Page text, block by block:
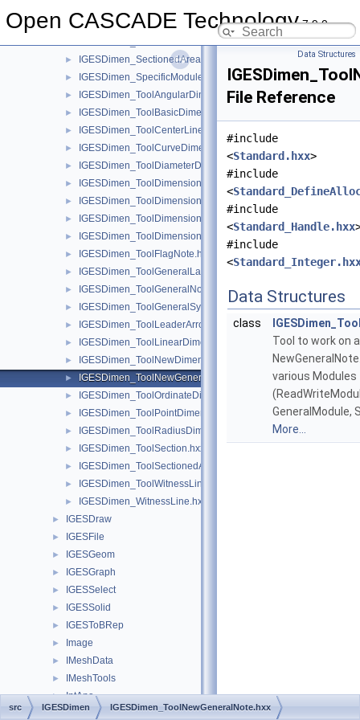
Open CASCADE Technology7.9.0
► IGESDimen_ReadWriteModule.hxx
► IGESDimen_SectionedArea.hxx
► IGESDimen_SpecificModule.hxx
► IGESDimen_ToolAngularDimension.hxx
► IGESDimen_ToolBasicDimension.hxx
► IGESDimen_ToolCenterLine.hxx
► IGESDimen_ToolCurveDimension.hxx
► IGESDimen_ToolDiameterDimension.hxx
► IGESDimen_ToolDimensionDisplayData.hxx
► IGESDimen_ToolDimensionedGeometry.hxx
► IGESDimen_ToolDimensionTolerance.hxx
► IGESDimen_ToolDimensionUnits.hxx
► IGESDimen_ToolFlagNote.hxx
► IGESDimen_ToolGeneralLabel.hxx
► IGESDimen_ToolGeneralNote.hxx
► IGESDimen_ToolGeneralSymbol.hxx
► IGESDimen_ToolLeaderArrow.hxx
► IGESDimen_ToolLinearDimension.hxx
► IGESDimen_ToolNewDimensionedGeometry.hxx
► IGESDimen_ToolNewGeneralNote.hxx
► IGESDimen_ToolOrdinateDimension.hxx
► IGESDimen_ToolPointDimension.hxx
► IGESDimen_ToolRadiusDimension.hxx
► IGESDimen_ToolSection.hxx
► IGESDimen_ToolSectionedArea.hxx
► IGESDimen_ToolWitnessLine.hxx
► IGESDimen_WitnessLine.hxx
► IGESDraw
► IGESFile
► IGESGeom
► IGESGraph
► IGESSelect
► IGESSolid
► IGESToBRep
► Image
► IMeshData
► IMeshTools
► IntAna
► IntAna2d
Data Structures
File Reference
#include
<Standard.hxx>
#include
<
#include
<Standard_Handle.hxx
#include
<
Data Structures
class
Tool to work on a
various Modules
GeneralModule,
More...
src IGESDimen IGESDimen_ToolNewGeneralNote.hxx